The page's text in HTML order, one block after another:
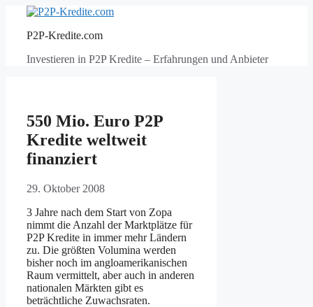
springenP2P-Kredite.com
Investieren in P2P Kredite – Erfahrungen und Anbieter
550 Mio. Euro P2P
Kredite weltweit
finanziert
29. Oktober 2008
3 Jahre nach dem Start von Zopa
nimmt die Anzahl der Marktplätze für
P2P Kredite in immer mehr Ländern
zu. Die größten Volumina werden
bisher noch im angloamerikanischen
Raum vermittelt, aber auch in anderen
nationalen Märkten gibt es
beträchtliche Zuwachsraten.